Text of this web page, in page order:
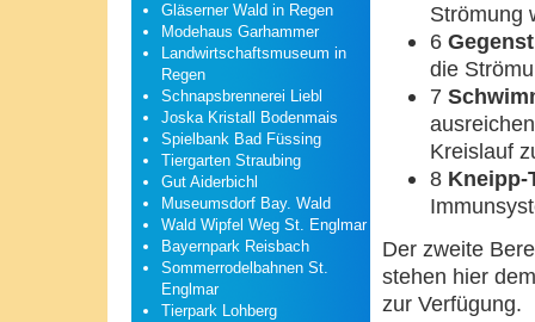
Gläserner Wald in Regen
Modehaus Garhammer
Landwirtschaftsmuseum in
Regen
Schnapsbrennerei Liebl
Joska Kristall Bodenmais
Spielbank Bad Füssing
Tiergarten Straubing
Gut Aiderbichl
Museumsdorf Bay. Wald
Wald Wipfel Weg St. Englmar
Bayernpark Reisbach
Sommerrodelbahnen St.
Englmar
Tierpark Lohberg
Strömung
6
die
7
Kreislauf
8
Der zweite
stehen hier
zur Verfügung.